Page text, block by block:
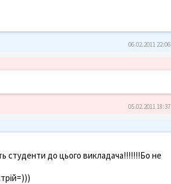
06.02.2011 22:06
05.02.2011 18:37
студенти до цього викладача!!!!!!!Бо не